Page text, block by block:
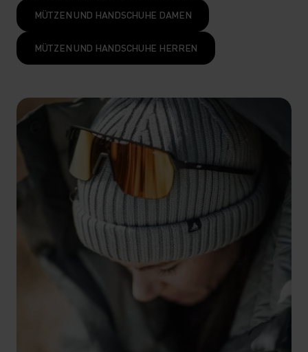
MÜTZEN UND HANDSCHUHE DAMEN
MÜTZEN UND HANDSCHUHE HERREN